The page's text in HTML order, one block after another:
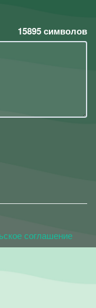
15895символов
соглашение